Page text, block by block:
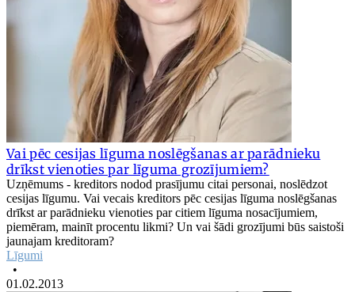
Vai pēc cesijas līguma noslēgšanas ar parādnieku
drīkst vienoties par līguma grozījumiem?
Uzņēmums - kreditors nodod prasījumu citai personai, noslēdzot
cesijas līgumu. Vai vecais kreditors pēc cesijas līguma noslēgšanas
drīkst ar parādnieku vienoties par citiem līguma nosacījumiem,
piemēram, mainīt procentu likmi? Un vai šādi grozījumi būs saistoši
jaunajam kreditoram?
Līgumi
•
01.02.2013